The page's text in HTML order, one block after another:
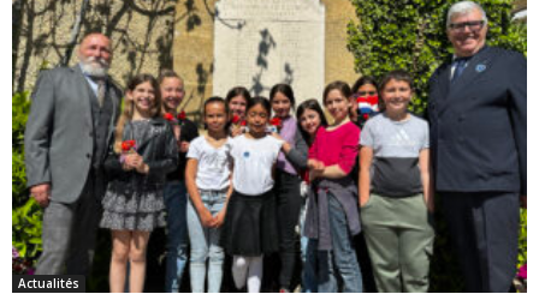
Actualités